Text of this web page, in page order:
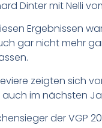
Dinter mit Nelli
Ergebnissen
gar nicht mehr
zeigten sich
im nächsten
der VGP